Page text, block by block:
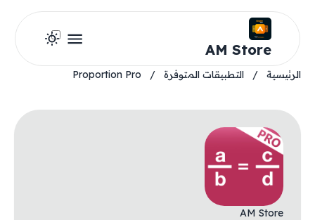
AM Store
الرئيسية / التطبيقات المتوفرة /
Proportion Pro
AM Store